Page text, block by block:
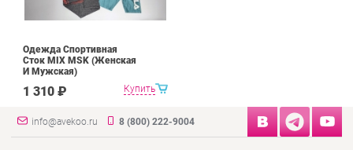
Купить
Одежда Спортивная
Сток MIX MSK (Женская
И Мужская)
1 310 ₽
info@avekoo.ru 8 (800) 222-9004